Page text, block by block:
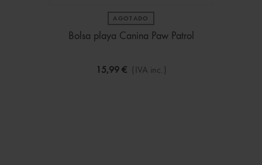
AGOTADO
Bolsa playa Canina Paw Patrol
15,99 € (IVA inc.)